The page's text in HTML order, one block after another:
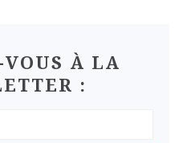
À LA
: